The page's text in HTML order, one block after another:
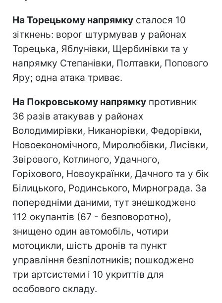
На Торецькому напрямку сталося 10
зіткнень: ворог штурмував у районах
Торецька, Яблунівки, Щербинівки та у
напрямку Степанівки, Полтавки, Попового
Яру; одна атака триває.
На Покровському напрямку противник
36 разів атакував у районах
Володимирівки, Никанорівки, Федорівки,
Новоекономічного, Миролюбівки, Лисівки,
Звірового, Котлиного, Удачного,
Горіхового, Новоукраїнки, Дачного та у бік
Білицького, Родинського, Мирнограда. За
попередніми даними, тут знешкоджено
112 окупантів (67 - безповоротно),
знищено один автомобіль, чотири
мотоцикли, шість дронів та пункт
управління безпілотників; пошкоджено
три артсистеми і 10 укриттів для
особового складу.